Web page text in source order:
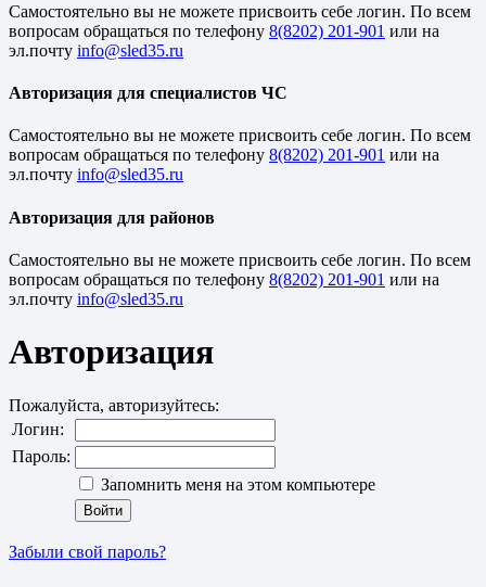
Cамостоятельно вы не можете присвоить себе логин. По всем
вопросам обращаться по телефону 8(8202) 201-901 или на
эл.почту
Авторизация для специалистов ЧС
Cамостоятельно вы не можете присвоить себе логин. По всем
вопросам обращаться по телефону 8(8202) 201-901 или на
эл.почту
Авторизация для районов
Cамостоятельно вы не можете присвоить себе логин. По всем
вопросам обращаться по телефону 8(8202) 201-901 или на
эл.почту
Авторизация
Пожалуйста, авторизуйтесь:
Логин:
Пароль:
Запомнить меня на этом компьютере
Забыли свой пароль?